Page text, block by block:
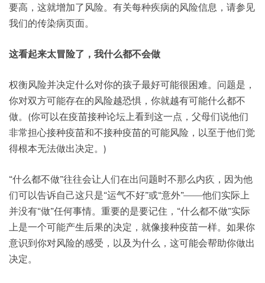
要高，这就增加了风险。有关每种疾病的风险信息，请参见
我们的传染病页面。
这看起来太冒险了，我什么都不会做
权衡风险并决定什么对你的孩子最好可能很困难。问题是，
你对双方可能存在的风险越恐惧，你就越有可能什么都不
做。(你可以在疫苗接种论坛上看到这一点，父母们说他们
非常担心接种疫苗和不接种疫苗的可能风险，以至于他们觉
得根本无法做出决定。)
“什么都不做”往往会让人们在出问题时不那么内疚，因为他
们可以告诉自己这只是“运气不好”或“意外”——他们实际上
并没有“做”任何事情。重要的是要记住，“什么都不做”实际
上是一个可能产生后果的决定，就像接种疫苗一样。如果你
意识到你对风险的感受，以及为什么，这可能会帮助你做出
决定。